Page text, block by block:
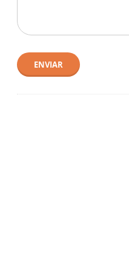
ENVIAR